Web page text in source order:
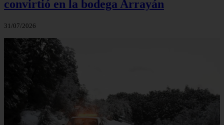
convirtió en la bodega Arrayán
31/07/2026